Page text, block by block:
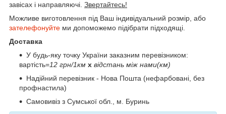
завісах і направляючі. Звертайтесь!
Можливе виготовлення під Ваш індивідуальний розмір, або
зателефонуйте ми допоможемо підібрати підходящі.
Доставка
У будь-яку точку України заказним перевізником:
вартість=12 грн/1км х відстань між нами(км)
Надійний перевізник - Нова Пошта (нефарбовані, без
профнастила)
Самовивіз з Сумської обл., м. Буринь